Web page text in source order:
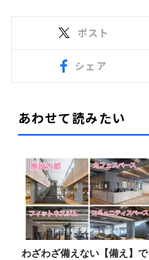
ポスト
シェア
あわせて読みたい
わざわざ備えない【備え】で